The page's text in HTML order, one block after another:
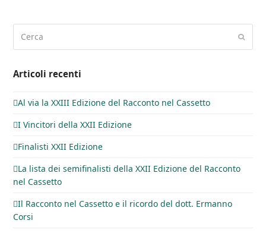
Invia
Articoli recenti
Al via la XXIII Edizione del Racconto nel Cassetto
I Vincitori della XXII Edizione
Finalisti XXII Edizione
La lista dei semifinalisti della XXII Edizione del Racconto
nel Cassetto
Il Racconto nel Cassetto e il ricordo del dott. Ermanno
Corsi